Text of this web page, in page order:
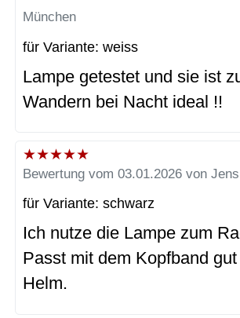
München
für Variante: weiss
Lampe getestet und sie ist
Wandern bei Nacht ideal !!
★★★★★
Bewertung vom 03.01.2026 von
für Variante: schwarz
Ich nutze die Lampe zum
Passt mit dem Kopfband
Helm.